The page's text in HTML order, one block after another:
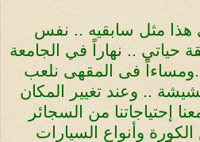
مثل سابقيه .. نفس
حياتي .. نهاراً في الجامعة
فى المقهى نلعب
.. وعند تغيير المكان
إحتياجاتنا من السجائر
وأنواع السيارات